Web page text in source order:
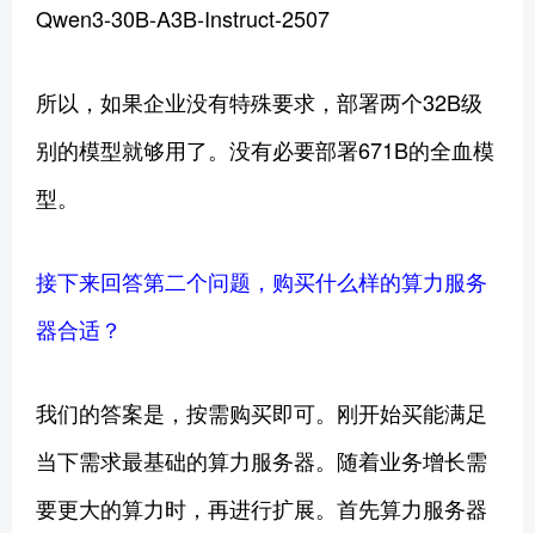
Qwen3-30B-A3B-Instruct-2507
所以，如果企业没有特殊要求，部署两个32B级
别的模型就够用了。没有必要部署671B的全血模
型。
接下来回答第二个问题，购买什么样的算力服务
器合适？
我们的答案是，按需购买即可。刚开始买能满足
当下需求最基础的算力服务器。随着业务增长需
要更大的算力时，再进行扩展。首先算力服务器